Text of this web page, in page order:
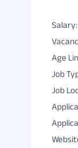
Age
Job
Job